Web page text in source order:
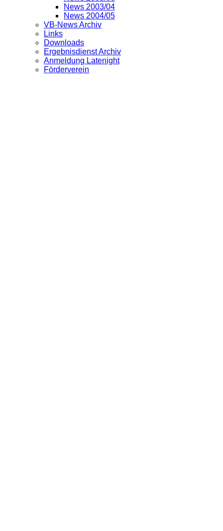
News 2003/04
News 2004/05
VB-News Archiv
Links
Downloads
Ergebnisdienst Archiv
Anmeldung Latenight
Förderverein